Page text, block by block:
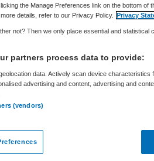
Skipr Redactie 22 augustus 2025
Arkin heeft akkoord
en CZ voor zijn
the Manage Preferences link on the bottom of
details, refer to our Privacy Policy. Privacy
not? Then we only place essential and
partners process data to provide:
data. Actively scan device
advertising and content, advertising and
(vendors)